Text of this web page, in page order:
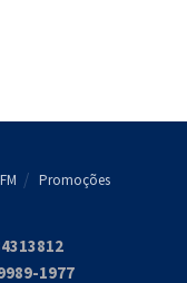
Promoções
1977